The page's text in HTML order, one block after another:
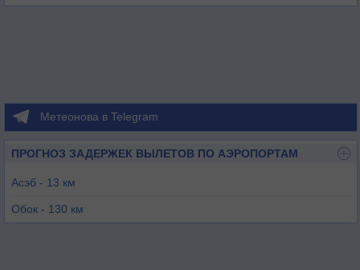
Метеонова в Telegram
ПРОГНОЗ ЗАДЕРЖЕК ВЫЛЕТОВ ПО АЭРОПОРТАМ
Асэб - 13 км
Обок - 130 км